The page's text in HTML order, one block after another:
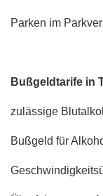
Parken im
Bußgeldtarife in
zulässige
Bußgeld für